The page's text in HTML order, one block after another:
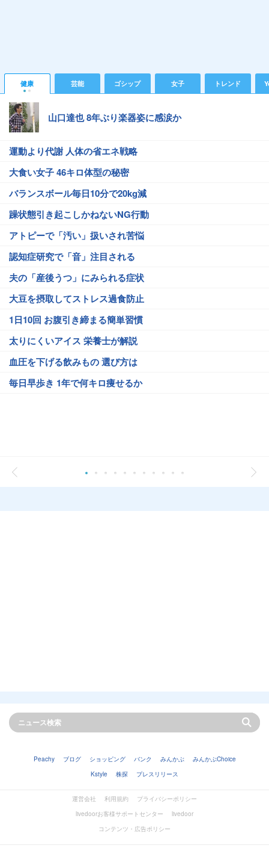
健康 芸能 ゴシップ 女子 トレンド
山口達也 8年ぶり楽器姿に感涙か
運動より代謝 人体の省エネ戦略
大食い女子 46キロ体型の秘密
バランスボール毎日10分で20kg減
躁状態引き起こしかねないNG行動
アトピーで「汚い」扱いされ苦悩
認知症研究で「音」注目される
夫の「産後うつ」にみられる症状
大豆を摂取してストレス過食防止
1日10回 お腹引き締まる簡単習慣
太りにくいアイス 栄養士が解説
血圧を下げる飲みもの 選び方は
毎日早歩き 1年で何キロ痩せるか
Peachy ブログ ショッピング バンク みんかぶ
みんかぶChoice
Kstyle
株探 プレスリリース
運営会社 利用規約
プライバシーポリシー
livedoorお客様サポートセンター
livedoor
コンテンツ・広告ポリシー